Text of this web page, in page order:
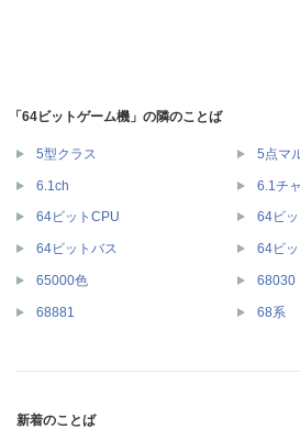
「64ビットゲーム機」の隣のことば
5型クラス 5点マ
6.1ch 6.1チ
64ビットCPU 64ビ
64ビットバス 64ビ
65000色 68030
68881 68系
新着のことば